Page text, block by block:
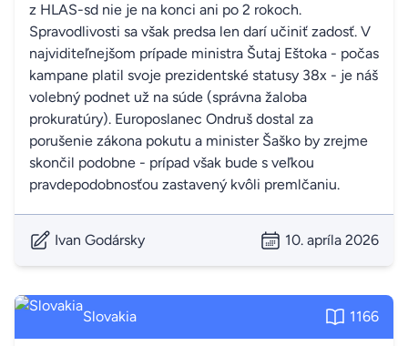
z HLAS-sd nie je na konci ani po 2 rokoch.
Spravodlivosti sa však predsa len darí učiniť zadosť. V
najviditeľnejšom prípade ministra Šutaj Eštoka - počas
kampane platil svoje prezidentské statusy 38x - je náš
volebný podnet už na súde (správna žaloba
prokuratúry). Europoslanec Ondruš dostal za
porušenie zákona pokutu a minister Šaško by zrejme
skončil podobne - prípad však bude s veľkou
pravdepodobnosťou zastavený kvôli premlčaniu.
Ivan Godársky 10. apríla 2026
Slovakia 1166